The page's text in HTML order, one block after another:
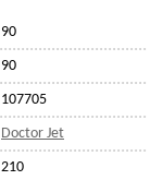
90
90
107705
Doctor Jet
210